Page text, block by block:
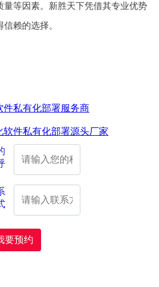
量等因素。新胜天下凭借其专业优势
赖的选择。
件私有化部署服务商
软件私有化部署源头厂家
要预约